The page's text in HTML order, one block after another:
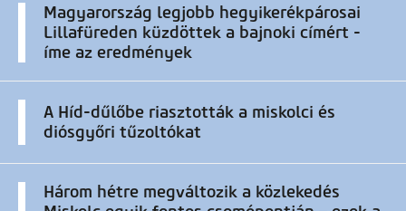
Magyarország legjobb hegyikerékpárosai
Lillafüreden küzdöttek a bajnoki címért -
íme az eredmények
A Híd-dűlőbe riasztották a miskolci és
diósgyőri tűzoltókat
Három hétre megváltozik a közlekedés